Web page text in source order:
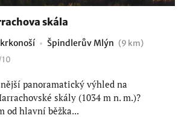
skála
Špindlerův Mlýn (9 km)
10
panoramatický výhled na
skály (1034 m n. m.)?
od hlavní běžka...